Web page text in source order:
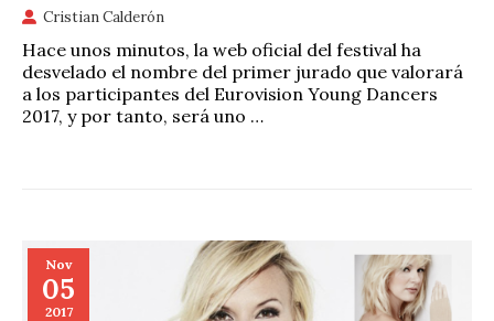
Cristian Calderón
Hace unos minutos, la web oficial del festival ha
desvelado el nombre del primer jurado que valorará
a los participantes del Eurovision Young Dancers
2017, y por tanto, será uno …
Nov
05
2017